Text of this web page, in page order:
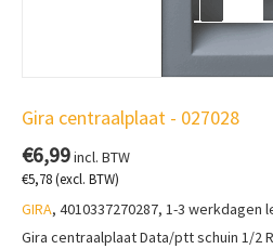
Gira centraalplaat - 027028
€6,99incl. BTW
€5,78(excl. BTW)
GIRA, 4010337270287, 1-3 werkdagen
Gira centraalplaat Data/ptt schuin 1/2